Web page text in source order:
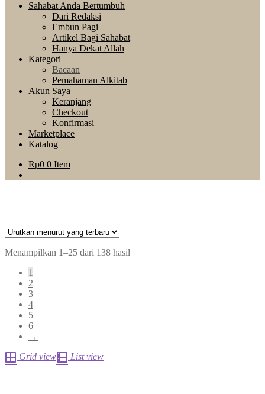
Sahabat Anda Bertumbuh
Dari Redaksi
Embun Pagi
Artikel Bagi Sahabat
Hanya Dekat Allah
Kategori
Bacaan
Pemahaman Alkitab
Akun Saya
Keranjang
Checkout
Konfirmasi
Marketplace
Katalog
Rp0 0 Item
Menampilkan 1–25 dari 138 hasil
1
2
3
4
5
6
→
Grid view
List view